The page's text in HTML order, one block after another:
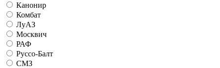
Канонир
Комбат
ЛуАЗ
Москвич
РАФ
Руссо-Балт
СМЗ